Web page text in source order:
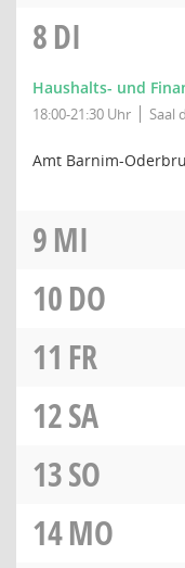
8DI
Haushalts- und
18:00-21:30 Uhr Saal
Amt Barnim-
9MI
10DO
11 FR
12SA
13SO
14MO